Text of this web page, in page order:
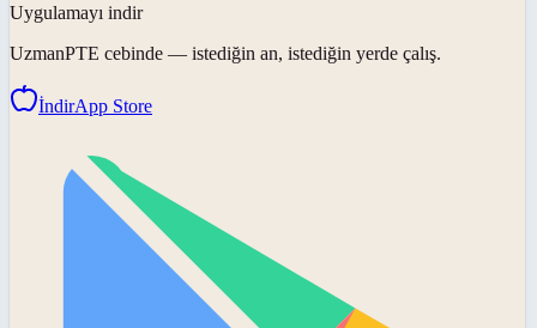
Uygulamayı indir
UzmanPTE cebinde — istediğin an, istediğin yerde çalış.
İndirApp Store